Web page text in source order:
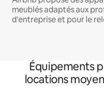
meublés adaptés aux
d'entreprise et pour le
Équipements
locations